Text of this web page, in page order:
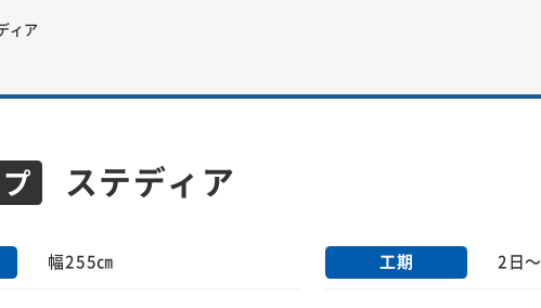
ィア
ステディア
幅255㎝ 工期 2日～